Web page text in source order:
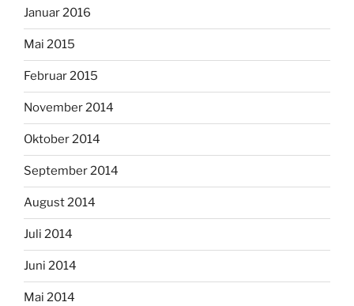
Januar 2016
Mai 2015
Februar 2015
November 2014
Oktober 2014
September 2014
August 2014
Juli 2014
Juni 2014
Mai 2014